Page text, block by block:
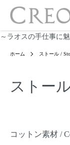
～ラオスの手仕事に
ホーム ストール /
ストー
コットン素材 /